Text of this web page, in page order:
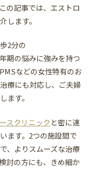
の記事では、エストロ
します。
2分の
期の悩みに強みを持つ
などの女性特有のお
療にも対応し、ご夫婦
ます。
スクリニック と密に連
ます。2つの施設間で
、よりスムーズな治療
討の方にも、きめ細か